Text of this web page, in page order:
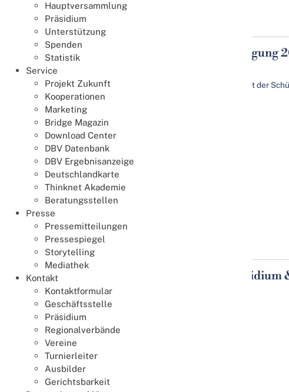
Hauptversammlung
Präsidium
Unterstützung
Spenden
Statistik
Service
Projekt Zukunft
Kooperationen
Marketing
Bridge Magazin
Download Center
DBV Datenbank
DBV Ergebnisanzeige
Deutschlandkarte
Thinknet Akademie
Beratungsstellen
Presse
Pressemitteilungen
Pressespiegel
Storytelling
Mediathek
Kontakt
Kontaktformular
Geschäftsstelle
Präsidium
Regionalverbände
Vereine
Turnierleiter
Ausbilder
Gerichtsbarkeit
Termin speichern
02
Okt.
Projekt Zukunft - 2. Klausurtagung
Sporthotel Treff Punkt, Bundesstützpunkt der
Termin speichern
13
Nov.
Gemeinsame Sitzung von
13.11.2026